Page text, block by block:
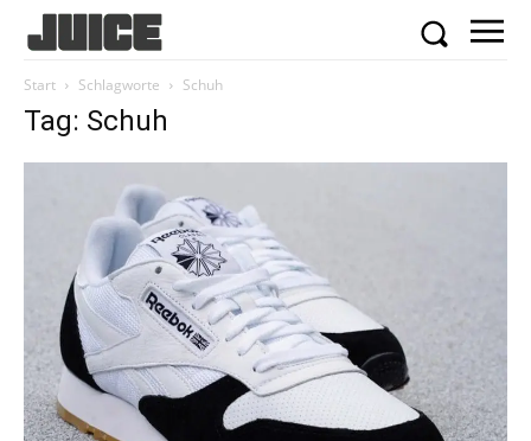
Start Schlagworte Schuh
Tag: Schuh